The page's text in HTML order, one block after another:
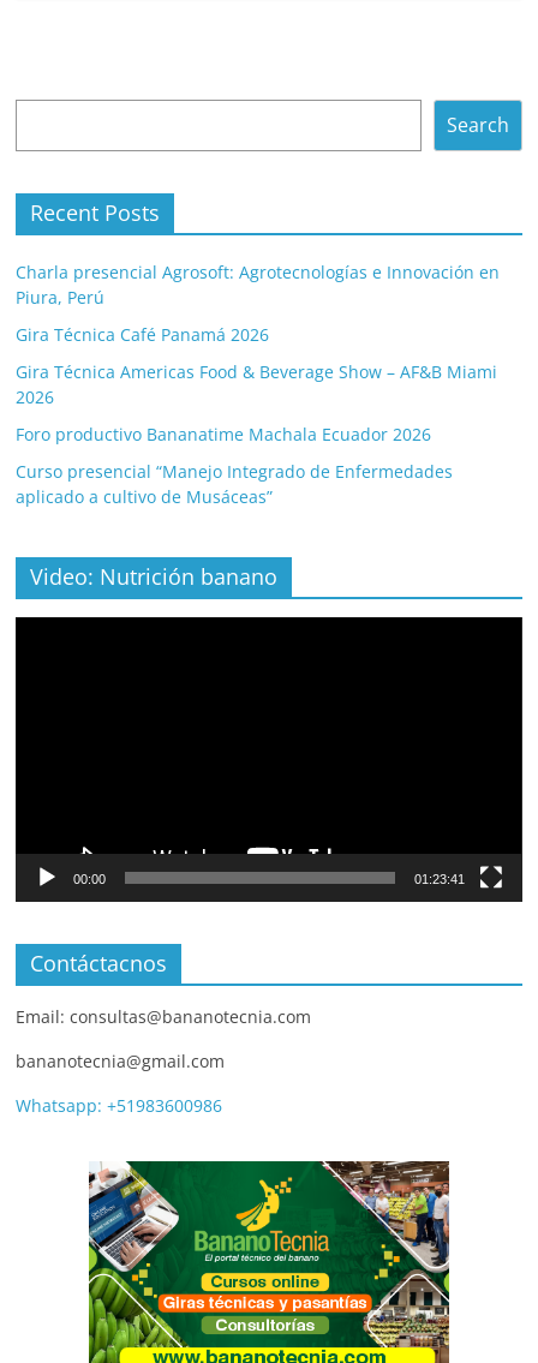
Search
Recent Posts
Charla presencial Agrosoft: Agrotecnologías e Innovación en
Piura, Perú
Gira Técnica Café Panamá 2026
Gira Técnica Americas Food & Beverage Show – AF&B Miami
2026
Foro productivo Bananatime Machala Ecuador 2026
Curso presencial “Manejo Integrado de Enfermedades
aplicado a cultivo de Musáceas”
Video: Nutrición banano
00:00 01:23:41
Contáctacnos
Email: consultas@bananotecnia.com
bananotecnia@gmail.com
Whatsapp: +51983600986